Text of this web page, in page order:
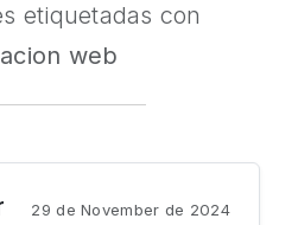
etiquetadas con
web
29 de November de 2024